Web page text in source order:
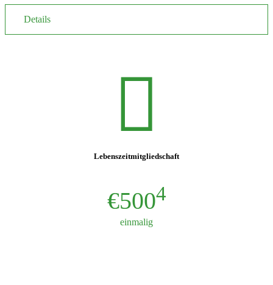
Details
Lebenszeitmitgliedschaft
€5004
einmalig